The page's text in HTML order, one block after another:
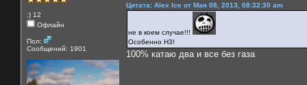
:) 12
Офлайн
Пол:
Сообщений: 1901
Цитата: Alex Ice от Мая 08, 2013, 08:32:30 am
не в коем случае!!!
Особенно Н3!
100% катаю два и все без газа